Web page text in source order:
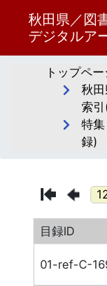
秋田県／図
デジタルア
トップペー
秋
索
特
録)
目録ID
01-ref-C-